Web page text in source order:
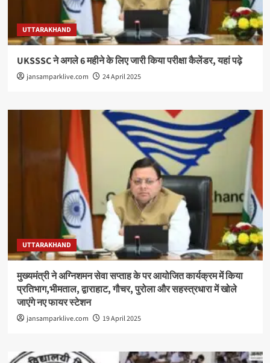
UTTARAKHAND
UKSSSC ने अगले 6 महीने के लिए जारी किया परीक्षा कैलेंडर, यहां पढ़े
jansamparklive.com 24 April 2025
UTTARAKHAND
मुख्यमंत्री ने अग्निशमन सेवा सप्ताह के पर आयोजित कार्यक्रम में किया
प्रतिभाग,भीमताल, द्वाराहाट, गौचर, पुरोला और सहस्त्रधारा में खोले
जाएंगे नए फायर स्टेशन
jansamparklive.com 19 April 2025